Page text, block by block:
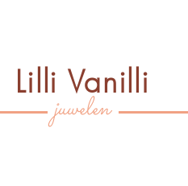
Lilli Vanilli
juwelen